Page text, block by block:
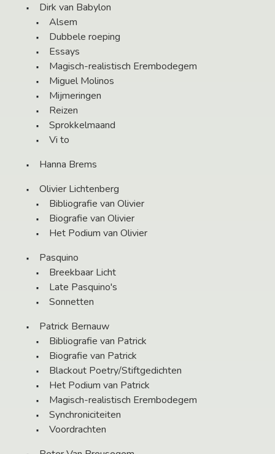
Dirk van Babylon
Alsem
Dubbele roeping
Essays
Magisch-realistisch Erembodegem
Miguel Molinos
Mijmeringen
Reizen
Sprokkelmaand
Vi to
Hanna Brems
Olivier Lichtenberg
Bibliografie van Olivier
Biografie van Olivier
Het Podium van Olivier
Pasquino
Breekbaar Licht
Late Pasquino's
Sonnetten
Patrick Bernauw
Bibliografie van Patrick
Biografie van Patrick
Blackout Poetry/Stiftgedichten
Het Podium van Patrick
Magisch-realistisch Erembodegem
Synchroniciteiten
Voordrachten